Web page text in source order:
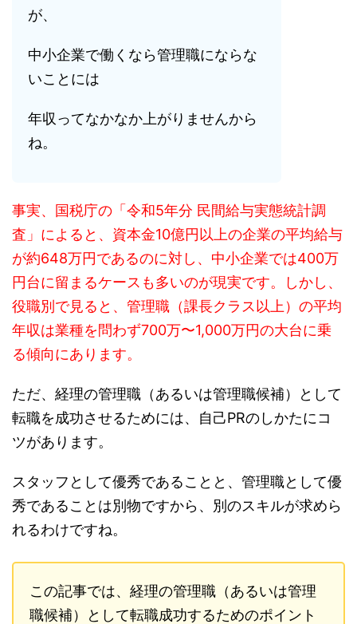
が、
中小企業で働くなら管理職にならな
いことには
年収ってなかなか上がりませんから
ね。
事実、国税庁の「令和5年分 民間給与実態統計調
査」によると、資本金10億円以上の企業の平均給与
が約648万円であるのに対し、中小企業では400万
円台に留まるケースも多いのが現実です。しかし、
役職別で見ると、管理職（課長クラス以上）の平均
年収は業種を問わず700万〜1,000万円の大台に乗
る傾向にあります。
ただ、経理の管理職（あるいは管理職候補）として
転職を成功させるためには、自己PRのしかたにコ
ツがあります。
スタッフとして優秀であることと、管理職として優
秀であることは別物ですから、別のスキルが求めら
れるわけですね。
この記事では、経理の管理職（あるいは管理
職候補）として転職成功するためのポイント